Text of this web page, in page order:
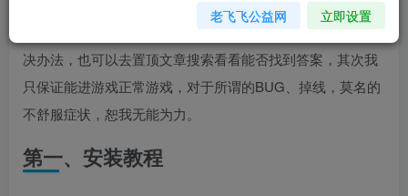
己经过测试百分百可以进游戏的，但是因为个体电脑差异原
因造成无法进去，无法成功启动的，请先分析原因，找到解
决办法，也可以去置顶文章搜索看看能否找到答案，其次我
只保证能进游戏正常游戏，对于所谓的BUG、掉线，莫名的
不舒服症状，恕我无能为力。
第一、安装教程
老飞飞公益网 立即设置